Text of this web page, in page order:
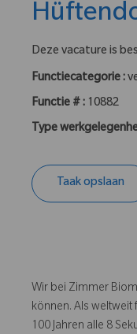
Deze vacature is
Functiecategorie :
Functie # : 10882
Type
Taak opslaan
Wir bei Zimmer
können. Als
100 Jahren alle 8